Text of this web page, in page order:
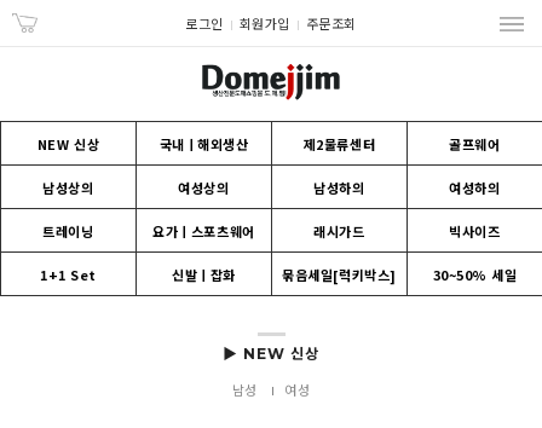
로그인 회원가입 주문조회
NEW 신상 국내ㅣ해외생산 제2물류센터 골프웨어
남성상의 여성상의 남성하의 여성하의
트레이닝 요가ㅣ스포츠웨어 래시가드 빅사이즈
1+1 Set 신발ㅣ잡화 묶음세일[럭키박스] 30~50% 세일
▶ NEW 신상
남성 여성